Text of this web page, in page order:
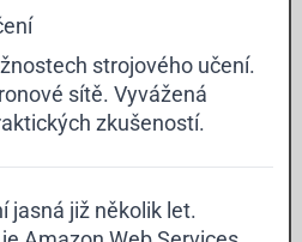
strojového učení.
sítě. Vyvážená
zkušeností.
jasná již několik let.